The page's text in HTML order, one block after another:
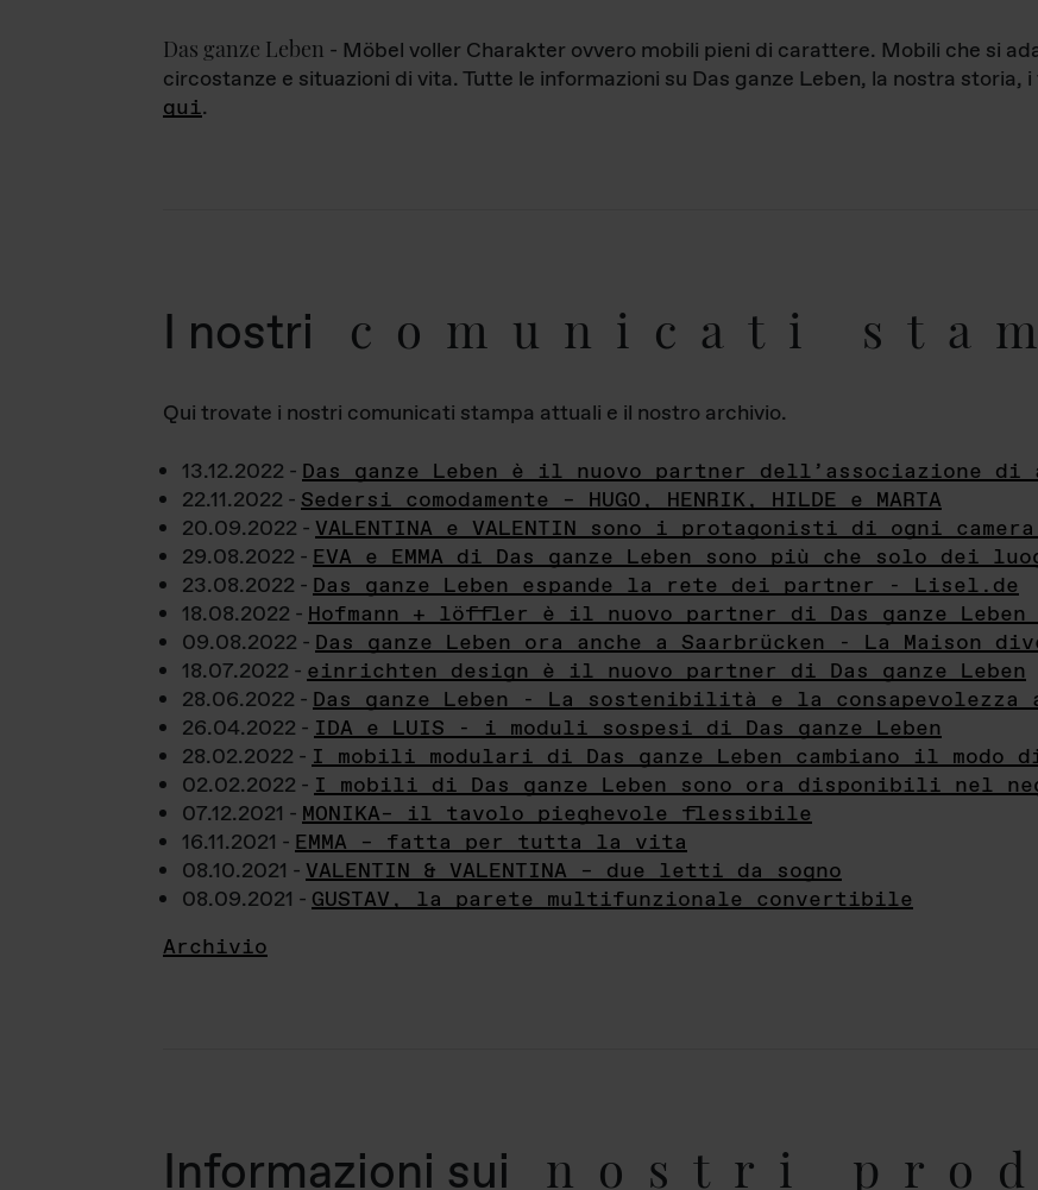
Das ganze Leben - Möbel voller Charakter ovvero mobili pieni di carattere. Mobili che si
circostanze e situazioni di vita. Tutte le informazioni su Das ganze Leben, la nostra
qui.
I nostri comunicati
Qui trovate i nostri comunicati stampa attuali e il nostro archivio.
13.12.2022 - Das ganze Leben è il nuovo partner dell’associazione di
22.11.2022 - Sedersi comodamente – HUGO, HENRIK, HILDE e MARTA
20.09.2022 - VALENTINA e VALENTIN sono i protagonisti di ogni
29.08.2022 - EVA e EMMA di Das ganze Leben sono più che solo dei
23.08.2022 - Das ganze Leben espande la rete dei partner - Lisel.de
18.08.2022 - Hofmann + löffler è il nuovo partner di Das ganze Leben
09.08.2022 - Das ganze Leben ora anche a Saarbrücken - La Maison
18.07.2022 - einrichten design è il nuovo partner di Das ganze Leben
28.06.2022 - Das ganze Leben - La sostenibilità e la consapevolezza
26.04.2022 - IDA e LUIS - i moduli sospesi di Das ganze Leben
28.02.2022 - I mobili modulari di Das ganze Leben cambiano il modo
02.02.2022 - I mobili di Das ganze Leben sono ora disponibili nel
07.12.2021 - MONIKA– il tavolo pieghevole flessibile
16.11.2021 - EMMA – fatta per tutta la vita
08.10.2021 - VALENTIN & VALENTINA – due letti da sogno
08.09.2021 - GUSTAV, la parete multifunzionale convertibile
Archivio
Informazioni sui nostri